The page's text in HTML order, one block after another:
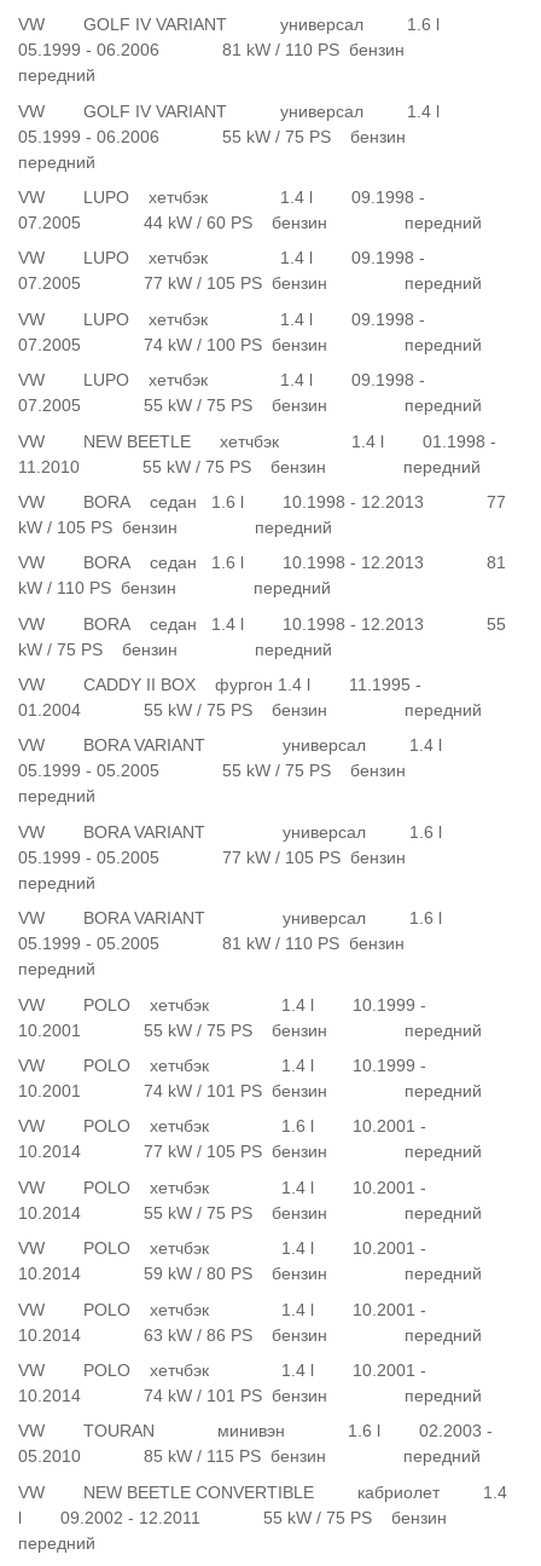
VW GOLF IV VARIANT универсал 1.6 l
05.1999 - 06.2006 81 kW / 110 PS бензин
передний
VW GOLF IV VARIANT универсал 1.4 l
05.1999 - 06.2006 55 kW / 75 PS бензин
передний
VW LUPO хетчбэк 1.4 l 09.1998 -
07.2005 44 kW / 60 PS бензин передний
VW LUPO хетчбэк 1.4 l 09.1998 -
07.2005 77 kW / 105 PS бензин передний
VW LUPO хетчбэк 1.4 l 09.1998 -
07.2005 74 kW / 100 PS бензин передний
VW LUPO хетчбэк 1.4 l 09.1998 -
07.2005 55 kW / 75 PS бензин передний
VW NEW BEETLE хетчбэк 1.4 l 01.1998 -
11.2010 55 kW / 75 PS бензин передний
VW BORA седан 1.6 l 10.1998 - 12.2013 77
kW / 105 PS бензин передний
VW BORA седан 1.6 l 10.1998 - 12.2013 81
kW / 110 PS бензин передний
VW BORA седан 1.4 l 10.1998 - 12.2013 55
kW / 75 PS бензин передний
VW CADDY II BOX фургон 1.4 l 11.1995 -
01.2004 55 kW / 75 PS бензин передний
VW BORA VARIANT универсал 1.4 l
05.1999 - 05.2005 55 kW / 75 PS бензин
передний
VW BORA VARIANT универсал 1.6 l
05.1999 - 05.2005 77 kW / 105 PS бензин
передний
VW BORA VARIANT универсал 1.6 l
05.1999 - 05.2005 81 kW / 110 PS бензин
передний
VW POLO хетчбэк 1.4 l 10.1999 -
10.2001 55 kW / 75 PS бензин передний
VW POLO хетчбэк 1.4 l 10.1999 -
10.2001 74 kW / 101 PS бензин передний
VW POLO хетчбэк 1.6 l 10.2001 -
10.2014 77 kW / 105 PS бензин передний
VW POLO хетчбэк 1.4 l 10.2001 -
10.2014 55 kW / 75 PS бензин передний
VW POLO хетчбэк 1.4 l 10.2001 -
10.2014 59 kW / 80 PS бензин передний
VW POLO хетчбэк 1.4 l 10.2001 -
10.2014 63 kW / 86 PS бензин передний
VW POLO хетчбэк 1.4 l 10.2001 -
10.2014 74 kW / 101 PS бензин передний
VW TOURAN минивэн 1.6 l 02.2003 -
05.2010 85 kW / 115 PS бензин передний
VW NEW BEETLE CONVERTIBLE кабриолет 1.4
l 09.2002 - 12.2011 55 kW / 75 PS бензин
передний